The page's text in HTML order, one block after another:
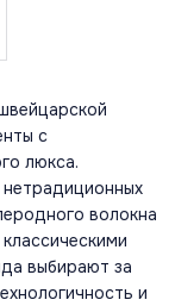
с
люкса.
волокна
выбирают за
и